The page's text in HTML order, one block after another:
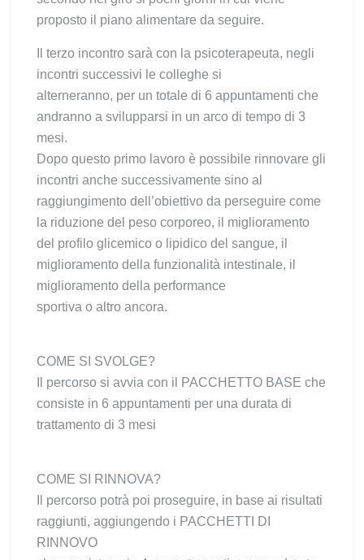
proposto il piano alimentare da seguire.
Il terzo incontro sarà con la psicoterapeuta, negli
incontri successivi le colleghe si
alterneranno, per un totale di 6 appuntamenti che
andranno a svilupparsi in un arco di tempo di 3
mesi.
Dopo questo primo lavoro è possibile rinnovare gli
incontri anche successivamente sino al
raggiungimento dell’obiettivo da perseguire come
la riduzione del peso corporeo, il miglioramento
del profilo glicemico o lipidico del sangue, il
miglioramento della funzionalità intestinale, il
miglioramento della performance
sportiva o altro ancora.
COME SI SVOLGE?
Il percorso si avvia con il PACCHETTO BASE che
consiste in 6 appuntamenti per una durata di
trattamento di 3 mesi
COME SI RINNOVA?
Il percorso potrà poi proseguire, in base ai risultati
raggiunti, aggiungendo i PACCHETTI DI
RINNOVO